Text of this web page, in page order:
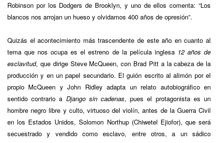
Robinson por los Dodgers de Brooklyn, y uno de ellos comenta: “Los
blancos nos arrojan un hueso y olvidamos 400 años de opresión”.
Quizás el acontecimiento más trascendente de este año en cuanto al
tema que nos ocupa es el estreno de la película inglesa 12 años de
esclavitud, que dirige Steve McQueen, con Brad Pitt a la cabeza de la
producción y en un papel secundario. El guión escrito al alimón por el
propio McQueen y John Ridley adapta un relato autobiográfico en
sentido contrario a Django sin cadenas, pues el protagonista es un
hombre negro libre y culto, virtuoso del violín, antes de la Guerra Civil
en los Estados Unidos, Solomon Northup (Chiwetel Ejiofor), que será
secuestrado y vendido como esclavo, entre otros, a un sádico